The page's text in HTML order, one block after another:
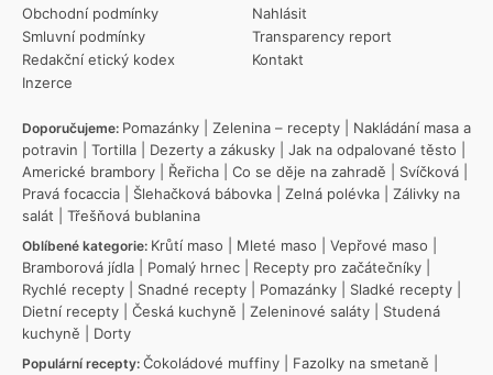
Obchodní podmínky
Smluvní podmínky
Redakční etický kodex
Inzerce
Nahlásit
Transparency report
Kontakt
Doporučujeme: Pomazánky Zelenina – recepty
Nakládání masa a
potravin
Tortilla Dezerty a zákusky Jak na odpalované těsto
Americké brambory
Řeřicha Co se děje na zahradě Svíčková
Pravá focaccia
Šlehačková bábovka Zelná polévka
Zálivky na
salát
Třešňová bublanina
Oblíbené kategorie: Krůtí maso Mleté maso Vepřové maso
Bramborová jídla
Pomalý hrnec Recepty pro začátečníky
Rychlé recepty
Snadné recepty Pomazánky Sladké recepty
Dietní recepty
Česká kuchyně Zeleninové saláty
Studená
kuchyně
Dorty
Populární recepty: Čokoládové muffiny Fazolky na smetaně